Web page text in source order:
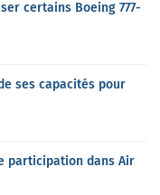
certains Boeing 777-
ses capacités pour
participation dans Air